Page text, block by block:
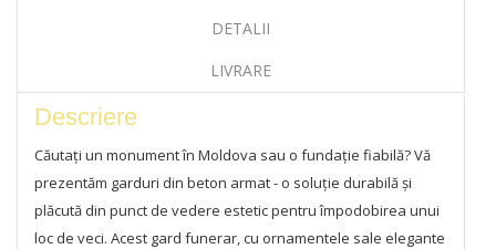
DETALII
LIVRARE
Descriere
Căutați un monument în Moldova sau o fundație fiabilă? Vă
prezentăm garduri din beton armat - o soluție durabilă și
plăcută din punct de vedere estetic pentru împodobirea unui
loc de veci. Acest gard funerar, cu ornamentele sale elegante